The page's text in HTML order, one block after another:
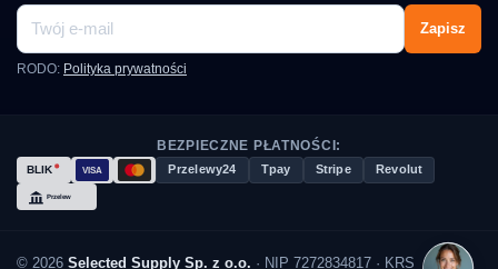
Zapisz
RODO: Polityka prywatności
BEZPIECZNE PŁATNOŚCI:
Przelewy24 Tpay Stripe Revolut
© 2026 Selected Supply Sp. z o.o. · NIP 7272834817 · KRS